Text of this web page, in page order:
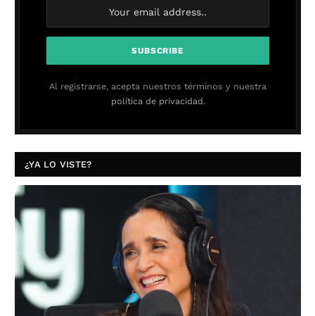
Al registrarse, acepta nuestros términos y nuestra
política de privacidad.
¿YA LO VISTE?